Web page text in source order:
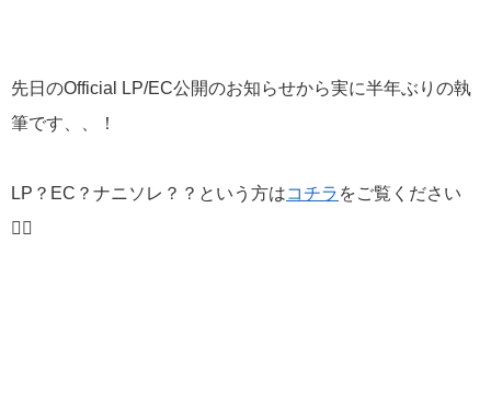
先日のOfficial LP/EC公開のお知らせから実に半年ぶりの執
筆です、、！
LP？EC？ナニソレ？？という方はコチラ をご覧ください
💁‍♂️